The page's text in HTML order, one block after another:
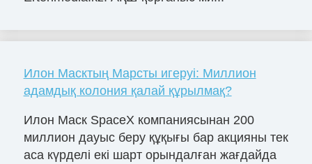
Илон Масктың Марсты игеруі: Миллион
адамдық колония қалай құрылмақ?
Илон Маск SpaceX компаниясынан 200
миллион дауыс беру құқығы бар акцияны тек
аса күрделі екі шарт орындалған жағдайда